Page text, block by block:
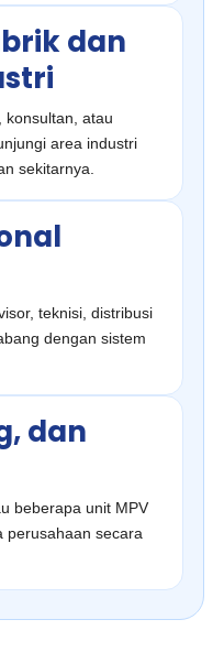
dan
konsultan, atau
area industri
sekitarnya.
teknisi, distribusi
dengan sistem
dan
beberapa unit MPV
perusahaan secara